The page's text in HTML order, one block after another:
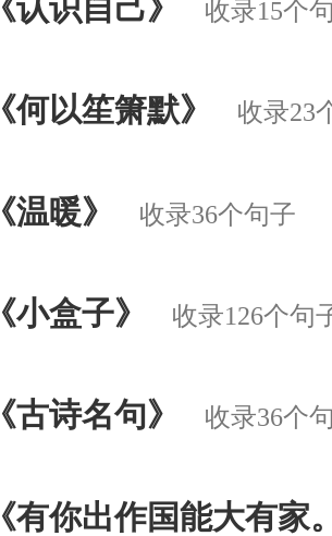
《认识自己》 收录15个
《何以笙箫默》 收录23
《温暖》 收录36个句子
《小盒子》 收录126个句
《古诗名句》 收录36个
《有你出作国能大有家